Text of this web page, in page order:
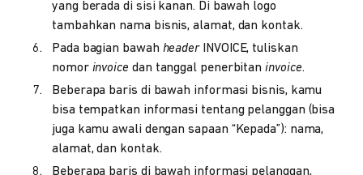
yang berada di sisi kanan. Di bawah logo
tambahkan nama bisnis, alamat, dan kontak.
Pada bagian bawah header
INVOICE, tuliskan
nomor invoice dan tanggal penerbitaninvoice.
Beberapa baris di bawah informasi bisnis, kamu
bisa tempatkan informasi tentang pelanggan (bisa
juga kamu awali dengan sapaan “Kepada”): nama,
alamat, dan kontak.
Beberapa baris di bawah informasi pelanggan,